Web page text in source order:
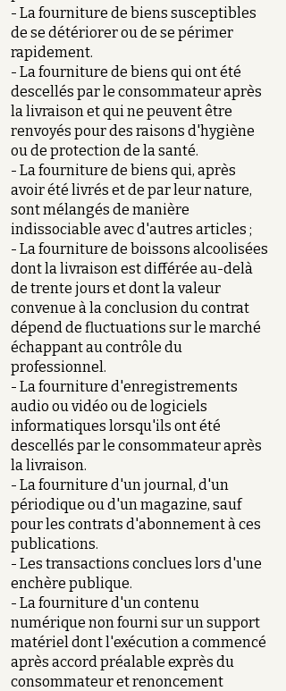
- La fourniture de biens susceptibles
de se détériorer ou de se périmer
rapidement.
- La fourniture de biens qui ont été
descellés par le consommateur après
la livraison et qui ne peuvent être
renvoyés pour des raisons d'hygiène
ou de protection de la santé.
- La fourniture de biens qui, après
avoir été livrés et de par leur nature,
sont mélangés de manière
indissociable avec d'autres articles ;
- La fourniture de boissons alcoolisées
dont la livraison est différée au-delà
de trente jours et dont la valeur
convenue à la conclusion du contrat
dépend de fluctuations sur le marché
échappant au contrôle du
professionnel.
- La fourniture d'enregistrements
audio ou vidéo ou de logiciels
informatiques lorsqu'ils ont été
descellés par le consommateur après
la livraison.
- La fourniture d'un journal, d'un
périodique ou d'un magazine, sauf
pour les contrats d'abonnement à ces
publications.
- Les transactions conclues lors d'une
enchère publique.
- La fourniture d'un contenu
numérique non fourni sur un support
matériel dont l'exécution a commencé
après accord préalable exprès du
consommateur et renoncement